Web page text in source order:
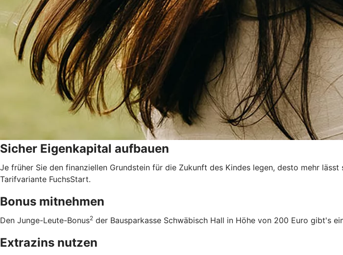
Sicher Eigenkapital aufbauen
Je früher Sie den finanziellen Grundstein für die Zukunft des Kindes legen, desto mehr
Tarifvariante FuchsStart.
Bonus mitnehmen
Den Junge-Leute-Bonus2 der Bausparkasse Schwäbisch Hall in Höhe von 200 Euro gibt's
Extrazins nutzen